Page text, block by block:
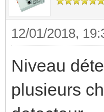
12/01/2018,
Niveau
plusieurs